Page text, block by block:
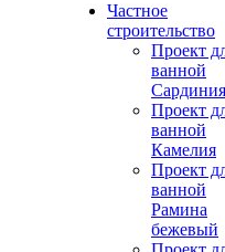
Частное
строительство
Проект
ванной
Сардиния
Проект
ванной
Камелия
Проект
ванной
Рамина
бежевый